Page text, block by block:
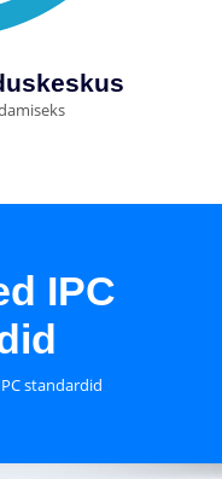
IPC
standardid